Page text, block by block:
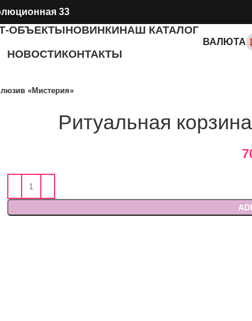
33
ОБЪЕКТЫНОВИНКИНАШ КАТАЛОГ
НОВОСТИКОНТАКТЫ
ВАЛЮТА
«Мистерия»
Ритуальная